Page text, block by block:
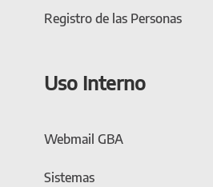
Registro de las Personas
Uso Interno
Webmail GBA
Sistemas